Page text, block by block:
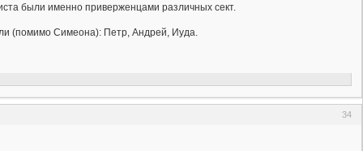
были именно приверженцами различных сект.
(помимо Симеона): Петр, Андрей, Иуда.
34